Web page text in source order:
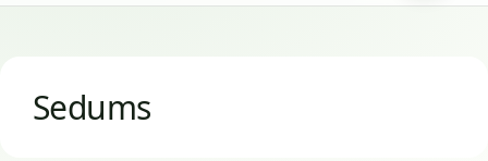
Sedums